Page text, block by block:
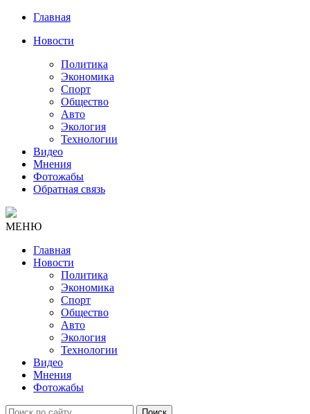
Главная
Новости
Политика
Экономика
Спорт
Общество
Авто
Экология
Технологии
Видео
Мнения
Фотожабы
Обратная связь
МЕНЮ
Главная
Новости
Политика
Экономика
Спорт
Общество
Авто
Экология
Технологии
Видео
Мнения
Фотожабы